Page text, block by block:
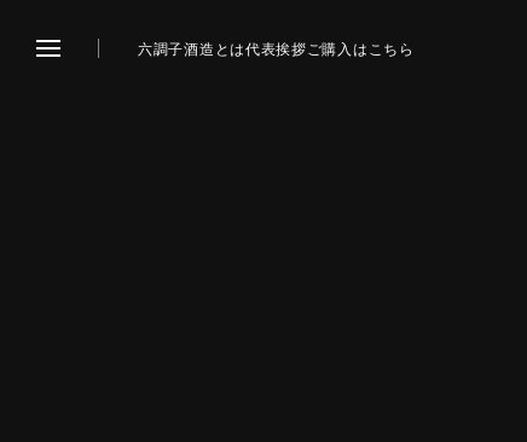
六調子酒造とは代表挨拶 ご購入はこちら